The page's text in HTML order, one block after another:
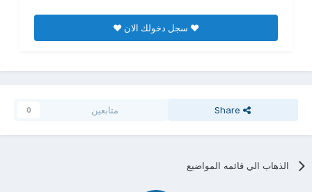
♥ سجل دخولك الان ♥
Share متابعين 0
الذهاب الي قائمه المواضيع